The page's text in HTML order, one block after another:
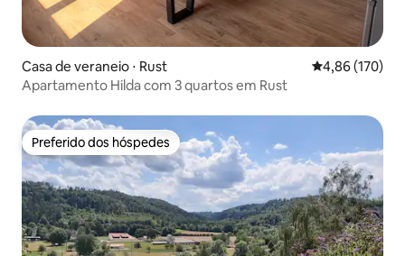
Casa de veraneio ⋅ Rust 4,86 de uma
4,86 (170)
Apartamento Hilda com 3 quartos em Rust
Preferido dos hóspedes
Preferido dos hóspedes